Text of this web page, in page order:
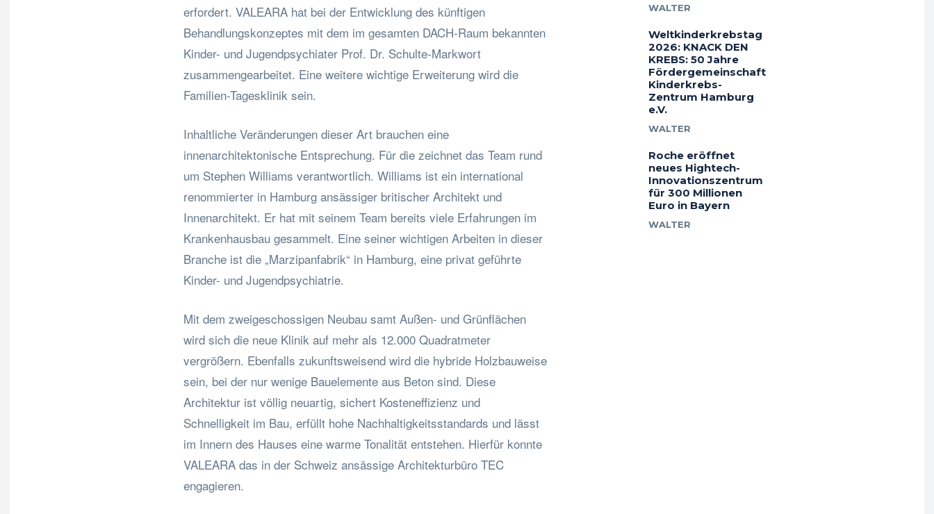
erfordert. VALEARA hat bei der Entwicklung des künftigen
Behandlungskonzeptes mit dem im gesamten DACH-Raum bekannten
Kinder- und Jugendpsychiater Prof. Dr. Schulte-Markwort
zusammengearbeitet. Eine weitere wichtige Erweiterung wird die
Familien-Tagesklinik sein.
Inhaltliche Veränderungen dieser Art brauchen eine
innenarchitektonische Entsprechung. Für die zeichnet das Team rund
um Stephen Williams verantwortlich. Williams ist ein international
renommierter in Hamburg ansässiger britischer Architekt und
Innenarchitekt. Er hat mit seinem Team bereits viele Erfahrungen im
Krankenhausbau gesammelt. Eine seiner wichtigen Arbeiten in dieser
Branche ist die „Marzipanfabrik“ in Hamburg, eine privat geführte
Kinder- und Jugendpsychiatrie.
Mit dem zweigeschossigen Neubau samt Außen- und Grünflächen
wird sich die neue Klinik auf mehr als 12.000 Quadratmeter
vergrößern. Ebenfalls zukunftsweisend wird die hybride Holzbauweise
sein, bei der nur wenige Bauelemente aus Beton sind. Diese
Architektur ist völlig neuartig, sichert Kosteneffizienz und
Schnelligkeit im Bau, erfüllt hohe Nachhaltigkeitsstandards und lässt
im Innern des Hauses eine warme Tonalität entstehen. Hierfür konnte
VALEARA das in der Schweiz ansässige Architekturbüro TEC
engagieren.
WALTER
Weltkinderkrebstag
2026: KNACK DEN
KREBS: 50 Jahre
Fördergemeinschaft
Kinderkrebs-
Zentrum Hamburg
e.V.
WALTER
Roche eröffnet
neues Hightech-
Innovationszentrum
für 300 Millionen
Euro in Bayern
WALTER